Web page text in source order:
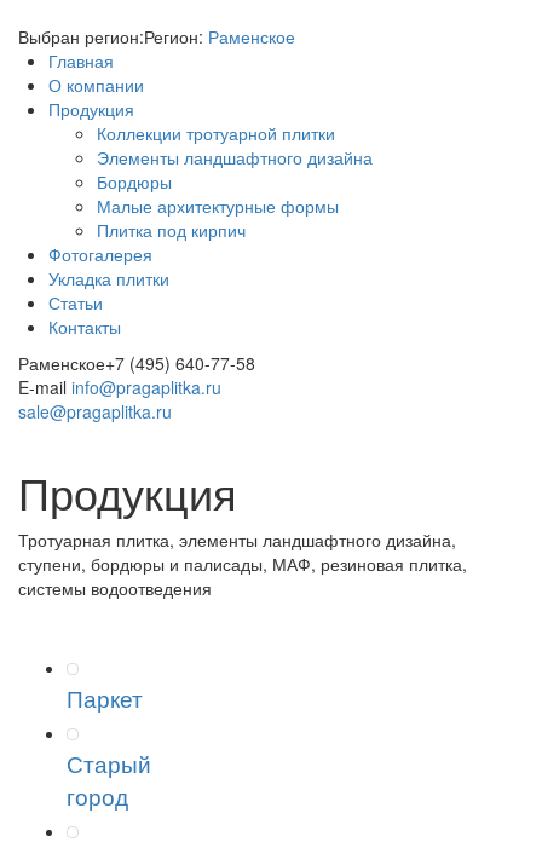
Выбран регион:Регион: Раменское
Главная
О компании
Продукция
Коллекции тротуарной плитки
Элементы ландшафтного дизайна
Бордюры
Малые архитектурные формы
Плитка под кирпич
Фотогалерея
Укладка плитки
Статьи
Контакты
Раменское+7 (495) 640-77-58
E-mail info@pragaplitka.ru
sale@pragaplitka.ru
Продукция
Тротуарная плитка, элементы ландшафтного дизайна,
ступени, бордюры и палисады, МАФ, резиновая плитка,
системы водоотведения
Паркет
Старый
город